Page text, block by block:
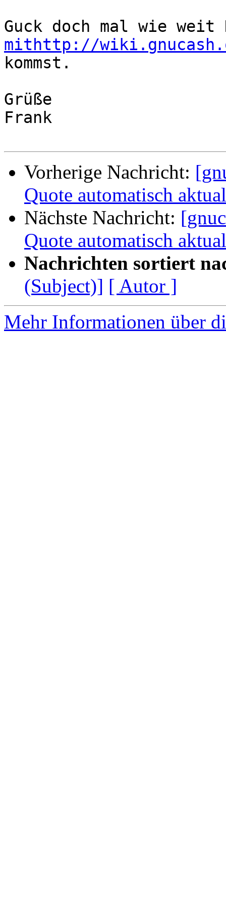
mithttp://
kommst.
Grüße
Frank
Vorherige Nachricht:
Quote automatisch
Nächste Nachricht:
Quote automatisch
Nachrichten sortiert
(Subject)] [ Autor ]
Mehr Informationen über